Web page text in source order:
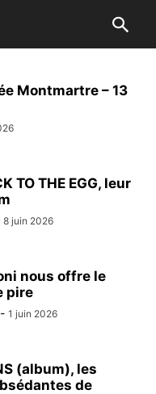
Montmartre – 13
TO THE EGG, leur
8 juin 2026
nous offre le
pire
- 1 juin 2026
(album), les
de